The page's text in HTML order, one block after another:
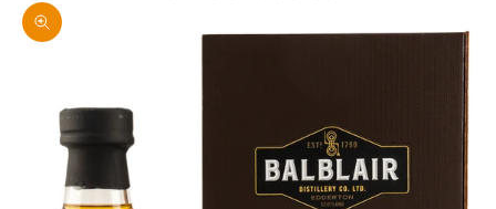
Bild vergrößern